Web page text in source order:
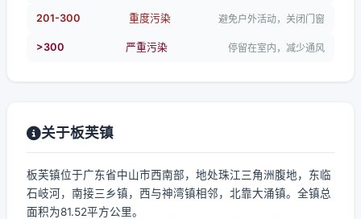
201-300 重度污染 避免户外活动，关闭门窗
>300 严重污染 停留在室内，减少通风
关于板芙镇
板芙镇位于广东省中山市西南部，地处珠江三角洲腹地，东临
石岐河，南接三乡镇，西与神湾镇相邻，北靠大涌镇。全镇总
面积为81.52平方公里。